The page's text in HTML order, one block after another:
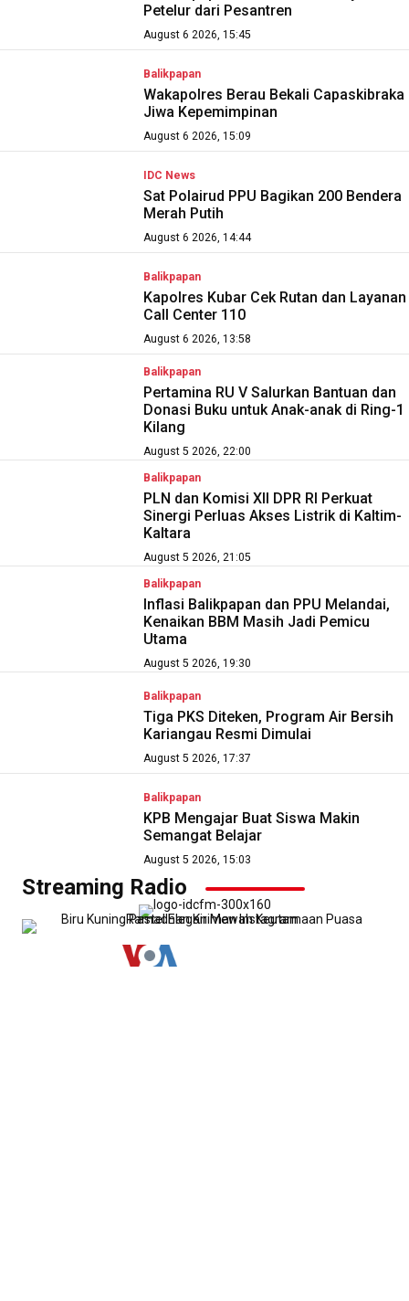
Petelur dari Pesantren
August 6 2026, 15:45
Balikpapan
Wakapolres Berau Bekali Capaskibraka
Jiwa Kepemimpinan
August 6 2026, 15:09
IDC News
Sat Polairud PPU Bagikan 200 Bendera
Merah Putih
August 6 2026, 14:44
Balikpapan
Kapolres Kubar Cek Rutan dan Layanan
Call Center 110
August 6 2026, 13:58
Balikpapan
Pertamina RU V Salurkan Bantuan dan
Donasi Buku untuk Anak-anak di Ring-1
Kilang
August 5 2026, 22:00
Balikpapan
PLN dan Komisi XII DPR RI Perkuat
Sinergi Perluas Akses Listrik di Kaltim-
Kaltara
August 5 2026, 21:05
Balikpapan
Inflasi Balikpapan dan PPU Melandai,
Kenaikan BBM Masih Jadi Pemicu
Utama
August 5 2026, 19:30
Balikpapan
Tiga PKS Diteken, Program Air Bersih
Kariangau Resmi Dimulai
August 5 2026, 17:37
Balikpapan
KPB Mengajar Buat Siswa Makin
Semangat Belajar
August 5 2026, 15:03
Streaming Radio